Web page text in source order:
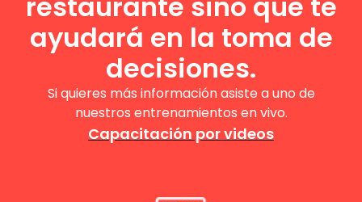
ayudará en la toma de
decisiones.
Si quieres más información asiste a uno de
nuestros entrenamientos en vivo.
Capacitación por videos